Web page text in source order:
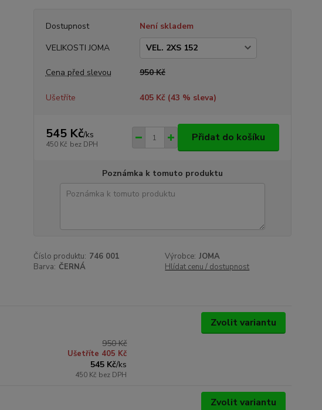
Dostupnost
Není skladem
VELIKOSTI JOMA
Cena před slevou 950 Kč
Ušetříte 405 Kč (43 % sleva)
545 Kč/ks
450 Kč bez DPH
Přidat do košíku
Poznámka k tomuto produktu
Číslo produktu: 746 001 Výrobce: JOMA
Barva: ČERNÁ Hlídat cenu / dostupnost
950 Kč
Ušetříte 405 Kč
545 Kč/ks
450 Kč bez DPH
Zvolit variantu
Zvolit variantu